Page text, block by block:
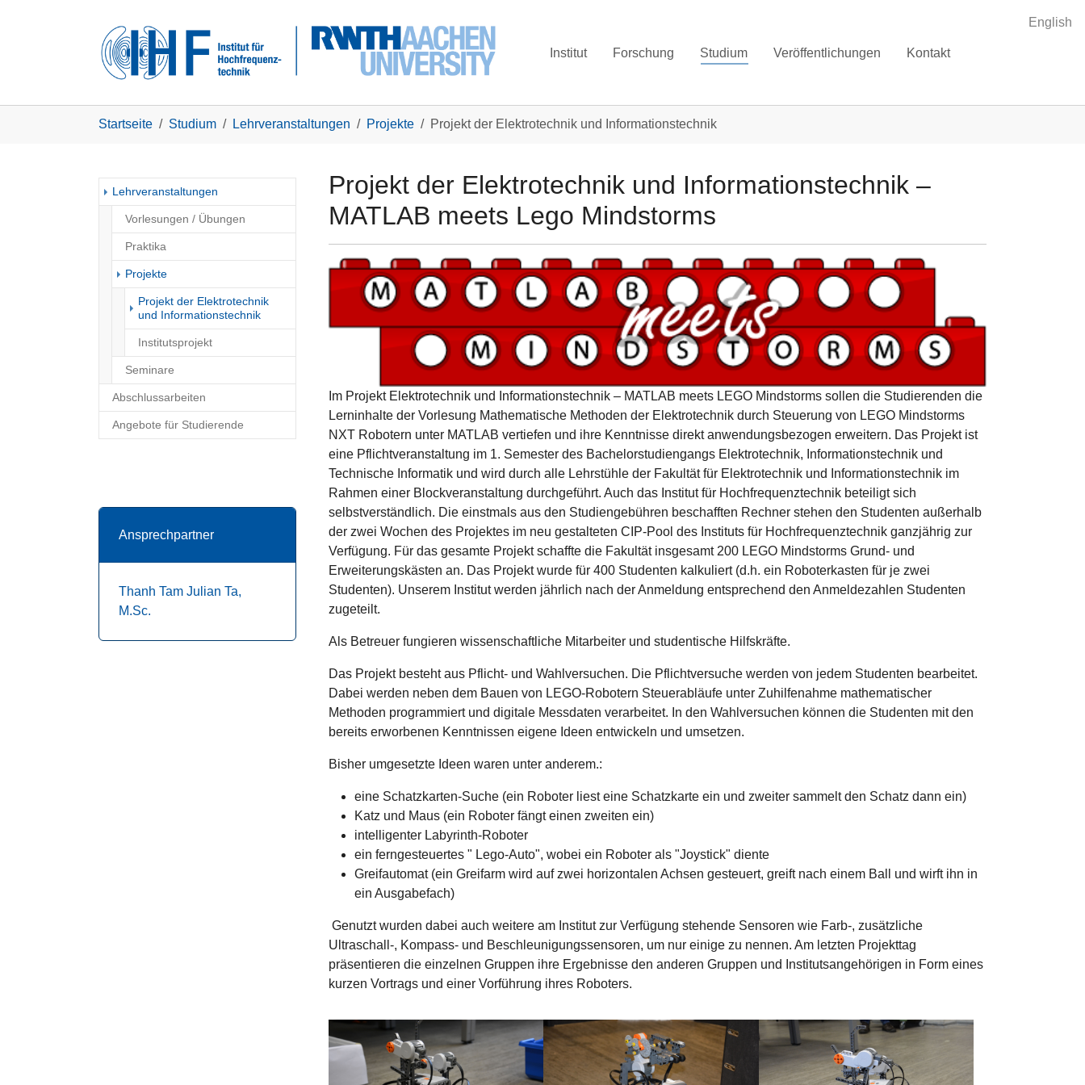
English
Institut Forschung Studium Veröffentlichungen Kontakt
Startseite Studium Lehrveranstaltungen Projekte Projekt der Elektrotechnik und Informationstechnik
Lehrveranstaltungen
Vorlesungen / Übungen
Praktika
Projekte
Projekt der Elektrotechnik
und Informationstechnik(current)
Institutsprojekt
Seminare
Abschlussarbeiten
Angebote für Studierende
Ansprechpartner
Thanh Tam Julian Ta,
M.Sc.
Projekt der Elektrotechnik und Informationstechnik –
MATLAB meets Lego Mindstorms
Im Projekt Elektrotechnik und Informationstechnik – MATLAB meets LEGO Mindstorms sollen die Studierenden die
Lerninhalte der Vorlesung Mathematische Methoden der Elektrotechnik durch Steuerung von LEGO Mindstorms
NXT Robotern unter MATLAB vertiefen und ihre Kenntnisse direkt anwendungsbezogen erweitern. Das Projekt ist
eine Pflichtveranstaltung im 1. Semester des Bachelorstudiengangs Elektrotechnik, Informationstechnik und
Technische Informatik und wird durch alle Lehrstühle der Fakultät für Elektrotechnik und Informationstechnik im
Rahmen einer Blockveranstaltung durchgeführt. Auch das Institut für Hochfrequenztechnik beteiligt sich
selbstverständlich. Die einstmals aus den Studiengebühren beschafften Rechner stehen den Studenten außerhalb
der zwei Wochen des Projektes im neu gestalteten CIP-Pool des Instituts für Hochfrequenztechnik ganzjährig zur
Verfügung. Für das gesamte Projekt schaffte die Fakultät insgesamt 200 LEGO Mindstorms Grund- und
Erweiterungskästen an. Das Projekt wurde für 400 Studenten kalkuliert (d.h. ein Roboterkasten für je zwei
Studenten). Unserem Institut werden jährlich nach der Anmeldung entsprechend den Anmeldezahlen Studenten
zugeteilt.
Als Betreuer fungieren wissenschaftliche Mitarbeiter und studentische Hilfskräfte.
Das Projekt besteht aus Pflicht- und Wahlversuchen. Die Pflichtversuche werden von jedem Studenten bearbeitet.
Dabei werden neben dem Bauen von LEGO-Robotern Steuerabläufe unter Zuhilfenahme mathematischer
Methoden programmiert und digitale Messdaten verarbeitet. In den Wahlversuchen können die Studenten mit den
bereits erworbenen Kenntnissen eigene Ideen entwickeln und umsetzen.
Bisher umgesetzte Ideen waren unter anderem.:
eine Schatzkarten-Suche (ein Roboter liest eine Schatzkarte ein und zweiter sammelt den Schatz dann ein)
Katz und Maus (ein Roboter fängt einen zweiten ein)
intelligenter Labyrinth-Roboter
ein ferngesteuertes " Lego-Auto", wobei ein Roboter als "Joystick" diente
Greifautomat (ein Greifarm wird auf zwei horizontalen Achsen gesteuert, greift nach einem Ball und wirft ihn in
ein Ausgabefach)
Genutzt wurden dabei auch weitere am Institut zur Verfügung stehende Sensoren wie Farb-, zusätzliche
Ultraschall-, Kompass- und Beschleunigungssensoren, um nur einige zu nennen. Am letzten Projekttag
präsentieren die einzelnen Gruppen ihre Ergebnisse den anderen Gruppen und Institutsangehörigen in Form eines
kurzen Vortrags und einer Vorführung ihres Roboters.